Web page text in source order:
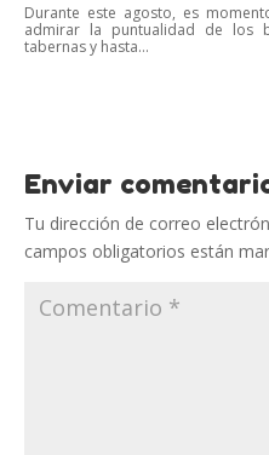
Durante este agosto, es
admirar la puntualidad de los
tabernas y hasta...
Enviar
Tu dirección de correo
campos obligatorios están